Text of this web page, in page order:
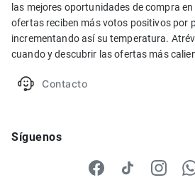
las mejores oportunidades de compra
ofertas reciben más votos positivos por
incrementando así su temperatura.
cuando y descubrir las ofertas más
Contacto
Síguenos